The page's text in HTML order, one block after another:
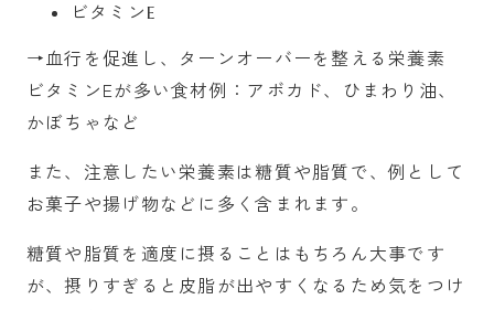
ビタミンE
→血行を促進し、ターンオーバーを整える栄養素
ビタミンEが多い食材例：アボカド、ひまわり油、
かぼちゃなど
また、注意したい栄養素は糖質や脂質で、例として
お菓子や揚げ物などに多く含まれます。
糖質や脂質を適度に摂ることはもちろん大事です
が、摂りすぎると皮脂が出やすくなるため気をつけ